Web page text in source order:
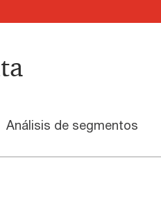
Análisis de segmentos